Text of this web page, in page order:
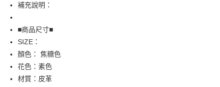
全盈+PAY
AFTEE先享後付
相關說明
【關於「AFTEE先享後付」】
AFTEE先享後付是「在收到商品之後才付款」的支付方式。 讓您購物簡單
便利好安心！
１．簡單：不需註冊會員、不需綁卡、不需儲值。
運送方式
全家取貨付款
補充說明：
■商品尺寸■
SIZE：
顏色： 焦糖色
花色：素色
材質：皮革